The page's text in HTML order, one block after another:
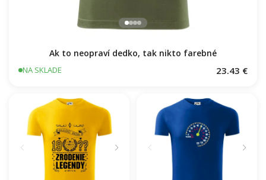
Ak to neopraví dedko, tak nikto farebné
NA SKLADE 23.43 €